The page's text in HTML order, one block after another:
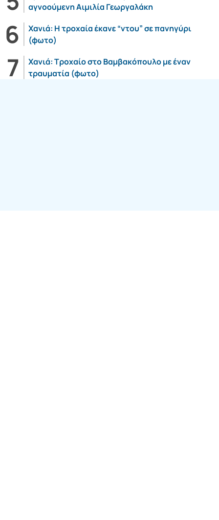
αγνοούμενη Αιμιλία Γεωργαλάκη
Χανιά: Η τροχαία έκανε “ντου” σε πανηγύρι
(φωτο)
Χανιά: Τροχαίο στο Βαμβακόπουλο με έναν
τραυματία (φωτο)